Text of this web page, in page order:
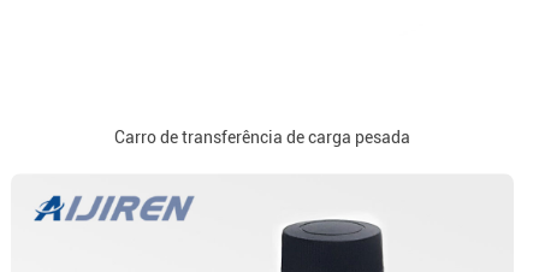
Carro de transferência de carga pesada